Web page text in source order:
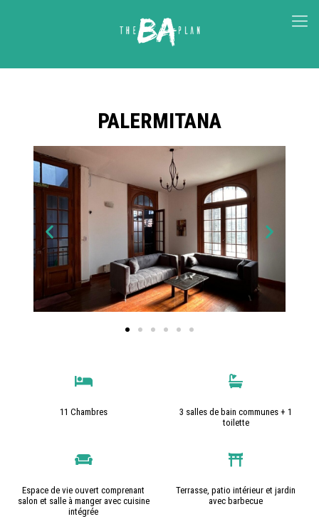
PALERMITANA
11 Chambres
3 salles de bain communes + 1
toilette
Espace de vie ouvert comprenant
salon et salle à manger avec cuisine
intégrée
Terrasse, patio intérieur et jardin
avec barbecue